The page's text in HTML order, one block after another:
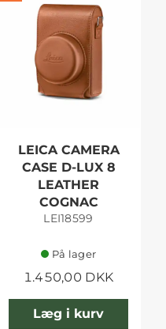
LEICA CAMERA
CASE D-LUX 8
LEATHER
COGNAC
LEI18599
På lager
1.450,00 DKK
Læg i kurv